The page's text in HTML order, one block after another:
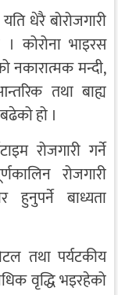
धेरै बोरोजगारी
कोरोना भाइरस
नकारात्मक मन्दी,
तथा बाह्य
हो ।
रोजगारी गर्ने
रोजगारी
बाध्यता
तथा पर्यटकीय
वृद्धि भइरहेको